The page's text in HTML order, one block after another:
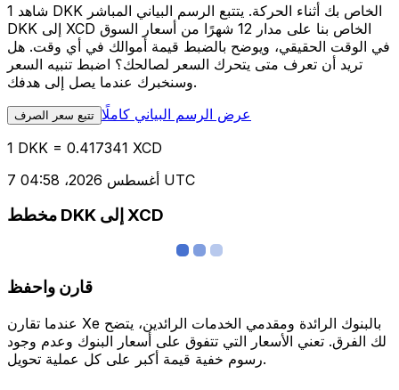
شاهد 1 DKK الخاص بك أثناء الحركة. يتتبع الرسم البياني المباشر
DKK إلى XCD الخاص بنا على مدار 12 شهرًا من أسعار السوق
في الوقت الحقيقي، ويوضح بالضبط قيمة أموالك في أي وقت. هل
تريد أن تعرف متى يتحرك السعر لصالحك؟ اضبط تنبيه السعر
وسنخبرك عندما يصل إلى هدفك.
تتبع سعر الصرف عرض الرسم البياني كاملًا
1 DKK = 0.417341 XCD
7 أغسطس 2026، 04:58 UTC
مخطط DKK إلى XCD
قارن واحفظ
عندما تقارن Xe بالبنوك الرائدة ومقدمي الخدمات الرائدين، يتضح
لك الفرق. تعني الأسعار التي تتفوق على أسعار البنوك وعدم وجود
رسوم خفية قيمة أكبر على كل عملية تحويل.